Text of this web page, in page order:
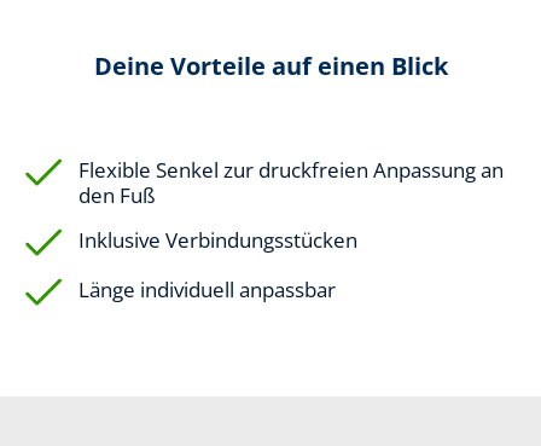
Deine Vorteile auf einen Blick
Flexible Senkel zur druckfreien Anpassung an
den Fuß
Inklusive Verbindungsstücken
Länge individuell anpassbar